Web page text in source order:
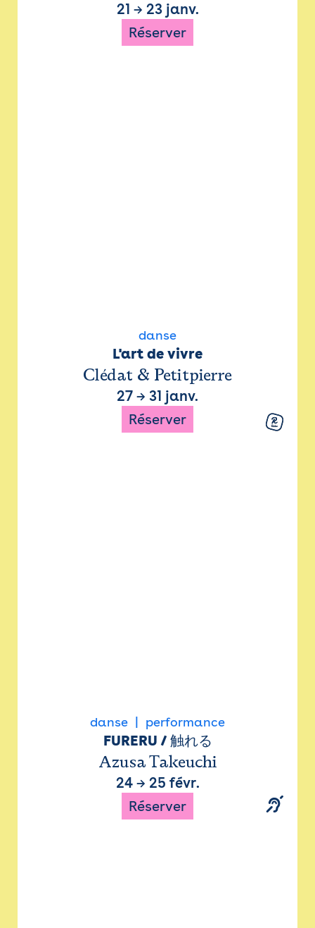
21 → 23 janv.
Réserver
danse
L'art de vivre
Clédat & Petitpierre
27 → 31 janv.
Réserver
danse performance
FURERU / 触れる
Azusa Takeuchi
24→ 25 févr.
Réserver